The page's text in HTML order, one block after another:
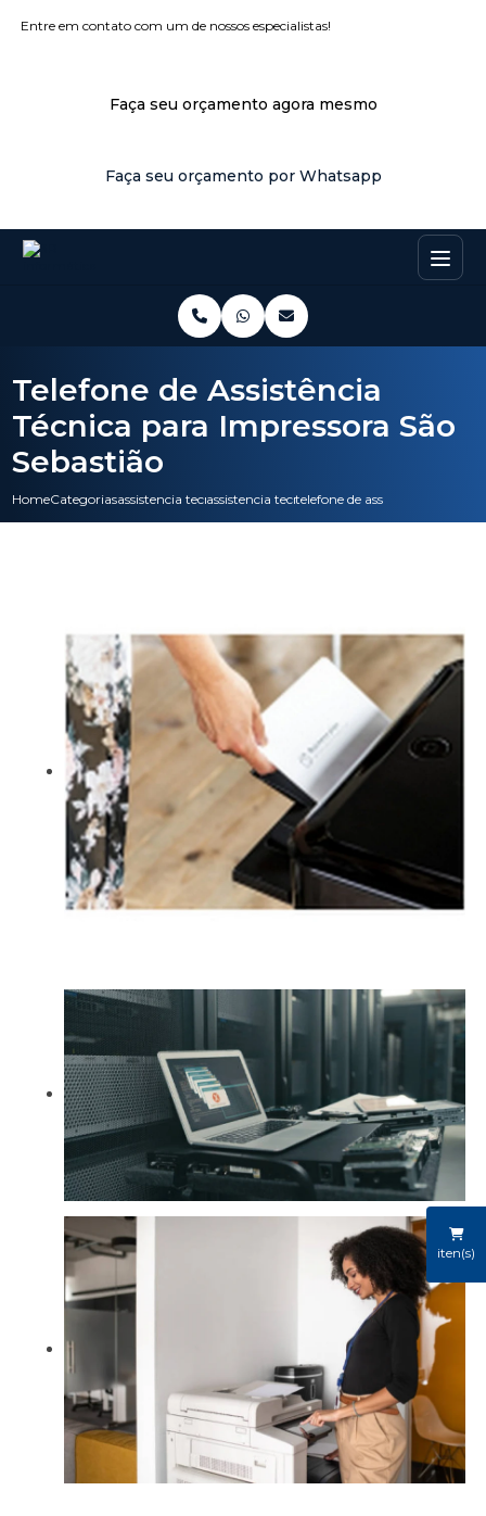
Entre em contato com um de nossos especialistas!
Faça seu orçamento agora mesmo
Faça seu orçamento por Whatsapp
iten(s)
HomeCategoriasassistencia tecnicaassistencia tecnica hptelefone de assistencia tecnica
Telefone de Assistência
Técnica para Impressora São
Sebastião